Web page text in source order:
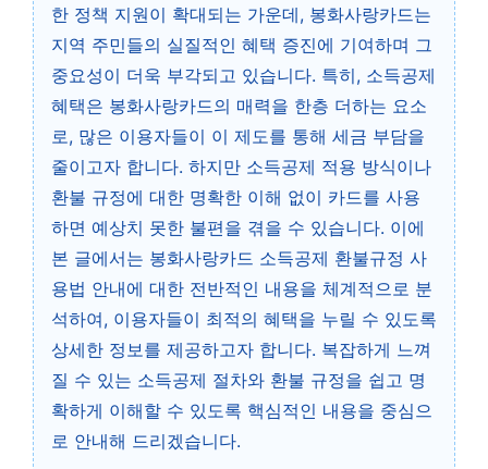
한 정책 지원이 확대되는 가운데, 봉화사랑카드는
지역 주민들의 실질적인 혜택 증진에 기여하며 그
중요성이 더욱 부각되고 있습니다. 특히, 소득공제
혜택은 봉화사랑카드의 매력을 한층 더하는 요소
로, 많은 이용자들이 이 제도를 통해 세금 부담을
줄이고자 합니다. 하지만 소득공제 적용 방식이나
환불 규정에 대한 명확한 이해 없이 카드를 사용
하면 예상치 못한 불편을 겪을 수 있습니다. 이에
본 글에서는 봉화사랑카드 소득공제 환불규정 사
용법 안내에 대한 전반적인 내용을 체계적으로 분
석하여, 이용자들이 최적의 혜택을 누릴 수 있도록
상세한 정보를 제공하고자 합니다. 복잡하게 느껴
질 수 있는 소득공제 절차와 환불 규정을 쉽고 명
확하게 이해할 수 있도록 핵심적인 내용을 중심으
로 안내해 드리겠습니다.